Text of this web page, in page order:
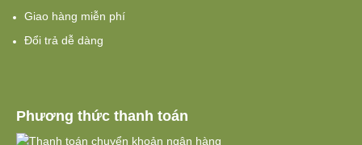
Giao hàng miễn phí
Đổi trả dễ dàng
Phương thức thanh toán